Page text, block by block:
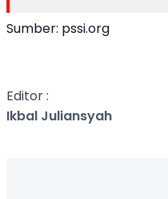
Sumber: pssi.org
Editor :
Ikbal Juliansyah